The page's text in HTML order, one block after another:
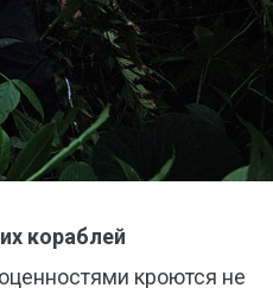
кораблей
кроются не